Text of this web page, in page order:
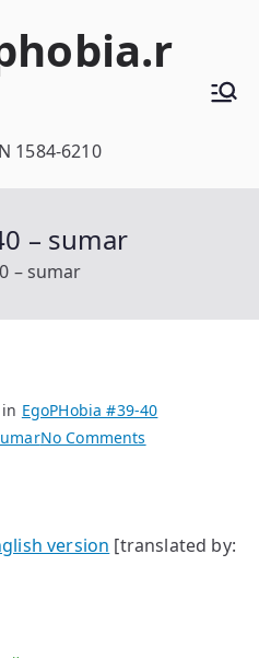
1584-6210
– sumar
– sumar
EgoPHobia #39-40
No Comments
sumar
version [translated by: